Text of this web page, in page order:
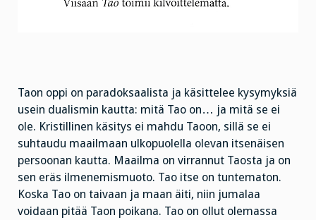
Taon oppi on paradoksaalista ja käsittelee kysymyksiä
usein dualismin kautta: mitä Tao on… ja mitä se ei
ole. Kristillinen käsitys ei mahdu Taoon, sillä se ei
suhtaudu maailmaan ulkopuolella olevan itsenäisen
persoonan kautta. Maailma on virrannut Taosta ja on
sen eräs ilmenemismuoto. Tao itse on tuntematon.
Koska Tao on taivaan ja maan äiti, niin jumalaa
voidaan pitää Taon poikana. Tao on ollut olemassa